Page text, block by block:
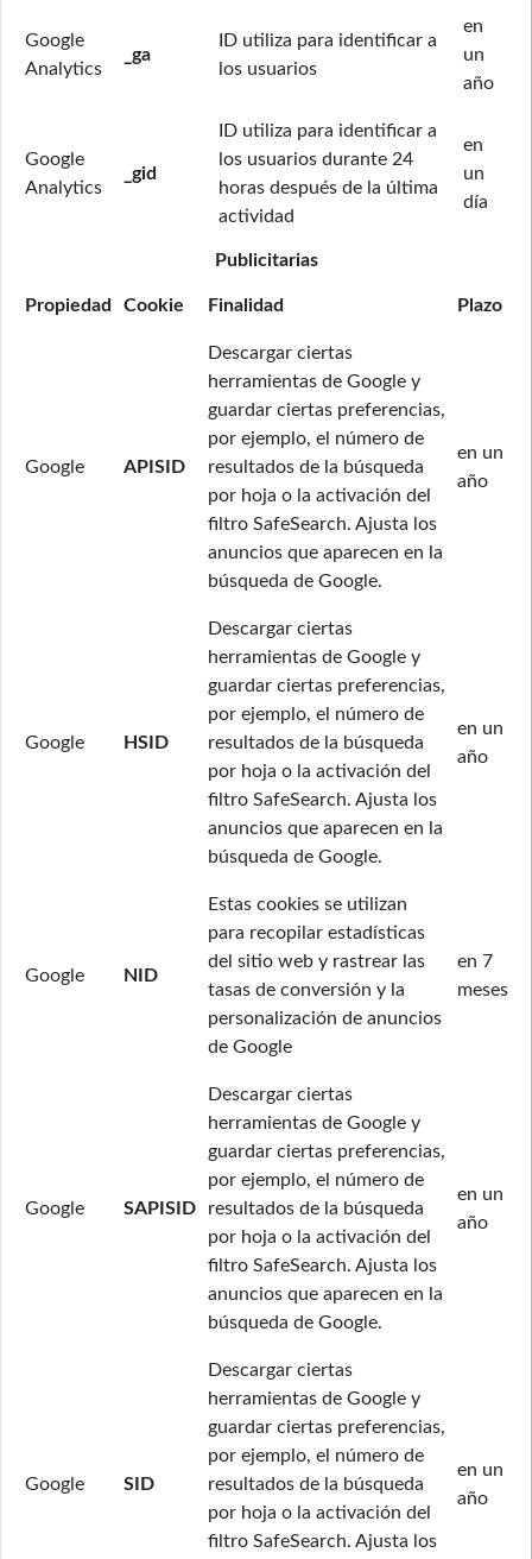
Google
Analytics
_ga
ID utiliza para identificar a
los usuarios
en
un
año
Google
Analytics
_gid
ID utiliza para identificar a
los usuarios durante 24
horas después de la última
actividad
en
un
día
Publicitarias
Propiedad Cookie Finalidad Plazo
Google APISID
Descargar ciertas
herramientas de Google y
guardar ciertas preferencias,
por ejemplo, el número de
resultados de la búsqueda
por hoja o la activación del
filtro SafeSearch. Ajusta los
anuncios que aparecen en la
búsqueda de Google.
en un
año
Google HSID
Descargar ciertas
herramientas de Google y
guardar ciertas preferencias,
por ejemplo, el número de
resultados de la búsqueda
por hoja o la activación del
filtro SafeSearch. Ajusta los
anuncios que aparecen en la
búsqueda de Google.
en un
año
Google NID
Estas cookies se utilizan
para recopilar estadísticas
del sitio web y rastrear las
tasas de conversión y la
personalización de anuncios
de Google
en 7
meses
Google SAPISID
Descargar ciertas
herramientas de Google y
guardar ciertas preferencias,
por ejemplo, el número de
resultados de la búsqueda
por hoja o la activación del
filtro SafeSearch. Ajusta los
anuncios que aparecen en la
búsqueda de Google.
en un
año
Google SID
Descargar ciertas
herramientas de Google y
guardar ciertas preferencias,
por ejemplo, el número de
resultados de la búsqueda
por hoja o la activación del
filtro SafeSearch. Ajusta los
en un
año